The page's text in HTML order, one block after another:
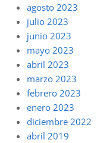
agosto 2023
julio 2023
junio 2023
mayo 2023
abril 2023
marzo 2023
febrero 2023
enero 2023
diciembre 2022
abril 2019